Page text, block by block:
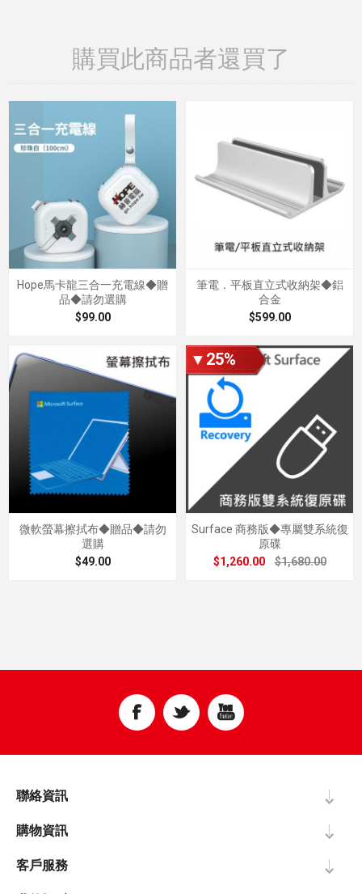
購買此商品者還買了
Hope馬卡龍三合一充電線◆贈
品◆請勿選購
$99.00
筆電．平板直立式收納架◆鋁
合金
$599.00
微軟螢幕擦拭布◆贈品◆請勿
選購
$49.00
▼25%
Surface 商務版◆專屬雙系統復
原碟
$1,260.00
$1,680.00
聯絡資訊
購物資訊
客戶服務